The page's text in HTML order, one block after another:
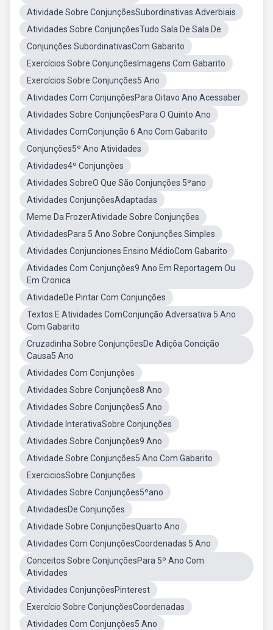
Atividade Sobre ConjunçõesSubordinativas Adverbiais
Atividades Sobre ConjunçõesTudo Sala De Sala De
Conjunções SubordinativasCom Gabarito
Exercícios Sobre ConjunçõesImagens Com Gabarito
Exercícios Sobre Conjunções5 Ano
Atividades Com ConjunçõesPara Oitavo Ano Acessaber
Atividades Sobre ConjunçõesPara O Quinto Ano
Atividades ComConjunção 6 Ano Com Gabarito
Conjunções5º Ano Atividades
Atividades4º Conjunções
Atividades SobreO Que São Conjunções 5ºano
Atividades ConjunçõesAdaptadas
Meme Da FrozerAtividade Sobre Conjunções
AtividadesPara 5 Ano Sobre Conjunções Simples
Atividades Conjunciones Ensino MédioCom Gabarito
Atividades Com Conjunções9 Ano Em Reportagem Ou
Em Cronica
AtividadeDe Pintar Com Conjunções
Textos E Atividades ComConjunção Adversativa 5 Ano
Com Gabarito
Cruzadinha Sobre ConjunçõesDe Adiçõa Concição
Causa5 Ano
Atividades Com Conjunções
Atividades Sobre Conjunções8 Ano
Atividades Sobre Conjunções5 Ano
Atividade InterativaSobre Conjunções
Atividades Sobre Conjunções9 Ano
Atividade Sobre Conjunções5 Ano Com Gabarito
ExerciciosSobre Conjunções
Atividades Sobre Conjunções5ºano
AtividadesDe Conjunções
Atividade Sobre ConjunçõesQuarto Ano
Atividades Com ConjunçõesCoordenadas 5 Ano
Conceitos Sobre ConjunçõesPara 5º Ano Com
Atividades
Atividades ConjunçõesPinterest
Exercício Sobre ConjunçõesCoordenadas
Atividades Com Conjunções5 Ano